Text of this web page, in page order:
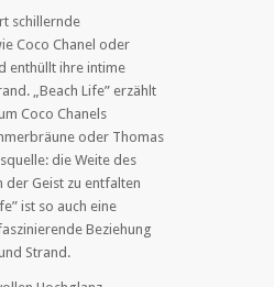
schillernde
Coco Chanel oder
enthüllt ihre intime
„Beach Life” erzählt
Coco Chanels
oder Thomas
die Weite des
der Geist zu entfalten
ist so auch eine
Beziehung
Strand.